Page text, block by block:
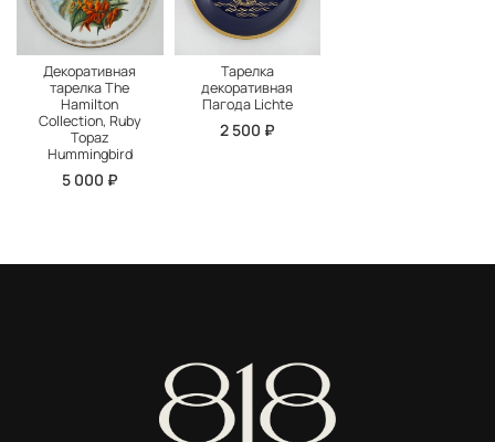
Декоративная
тарелка The
Hamilton
Collection, Ruby
Topaz
Hummingbird
5 000 ₽
Тарелка
декоративная
Пагода Lichte
2 500 ₽